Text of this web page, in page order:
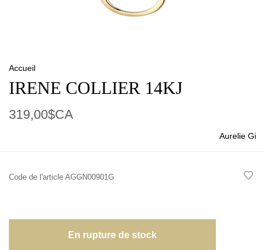
Accueil
IRENE COLLIER 14KJ
319,00$CA
Aurelie Gi
Code de l'article AGGN00901G
En rupture de stock